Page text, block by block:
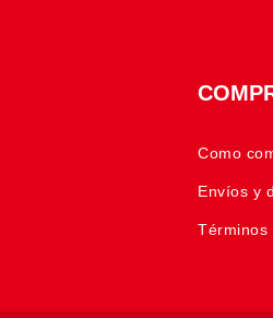
Como
Envíos y
Términos